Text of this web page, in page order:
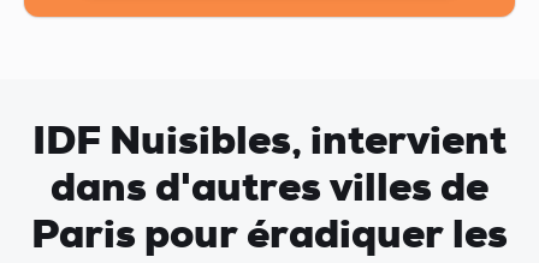
IDF Nuisibles, intervient
dans d'autres villes de
Paris pour éradiquer les